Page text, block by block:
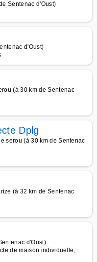
Sentenac d'Oust)
d'Oust)
(à 30 km de Sentenac
Dplg
serou (à 30 km de Sentenac
(à 32 km de Sentenac
d'Oust)
de maison individuelle,